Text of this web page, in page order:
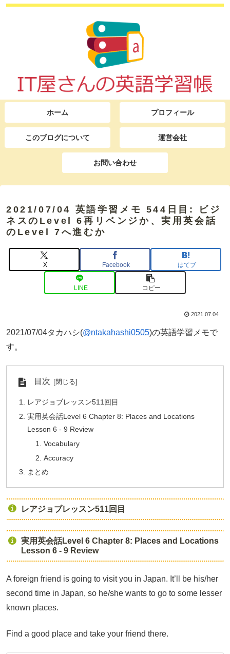
ホーム プロフィール
このブログについて 運営会社
お問い合わせ
2021/07/04 英語学習メモ 544日目: ビジ
ネスのLevel 6再リベンジか、実用英会話
のLevel 7へ進むか
X Facebook はてブ
LINE コピー
2021.07.04
2021/07/04タカハシ(@ntakahashi0505)の英語学習メモで
す。
目次
レアジョブレッスン511回目
実用英会話Level 6 Chapter 8: Places and Locations
Lesson 6 - 9 Review
Vocabulary
Accuracy
まとめ
レアジョブレッスン511回目
実用英会話Level 6 Chapter 8: Places and Locations
Lesson 6 - 9 Review
A foreign friend is going to visit you in Japan. It’ll be his/her
second time in Japan, so he/she wants to go to some lesser
known places.
Find a good place and take your friend there.